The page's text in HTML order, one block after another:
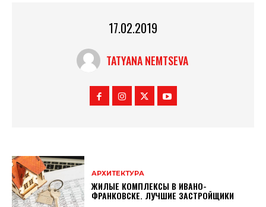
17.02.2019
TATYANA NEMTSEVA
АРХИТЕКТУРА
ЖИЛЫЕ КОМПЛЕКСЫ В ИВАНО-
ФРАНКОВСКЕ. ЛУЧШИЕ ЗАСТРОЙЩИКИ